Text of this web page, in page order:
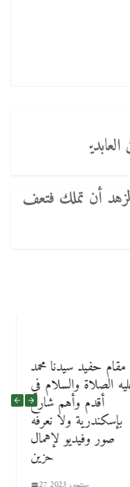
أن تملك فتعف
مقام حفيد سيدنا محمد
عليه الصلاة والسلام في
أقدم وأهم شارع
بإسكندرية ولا نعرفه
صور وفيديو لإهمال
حزين